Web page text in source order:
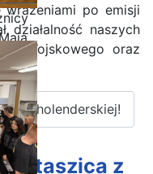
po emisji
działalność naszych
Wojskowego oraz
holenderskiej!
Staszica z